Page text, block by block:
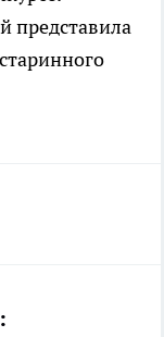
представила